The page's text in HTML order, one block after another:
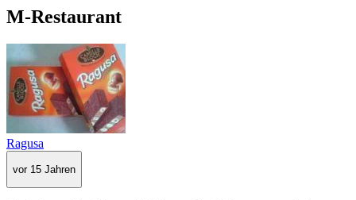
M-Restaurant
Ragusa
vor 15 Jahren